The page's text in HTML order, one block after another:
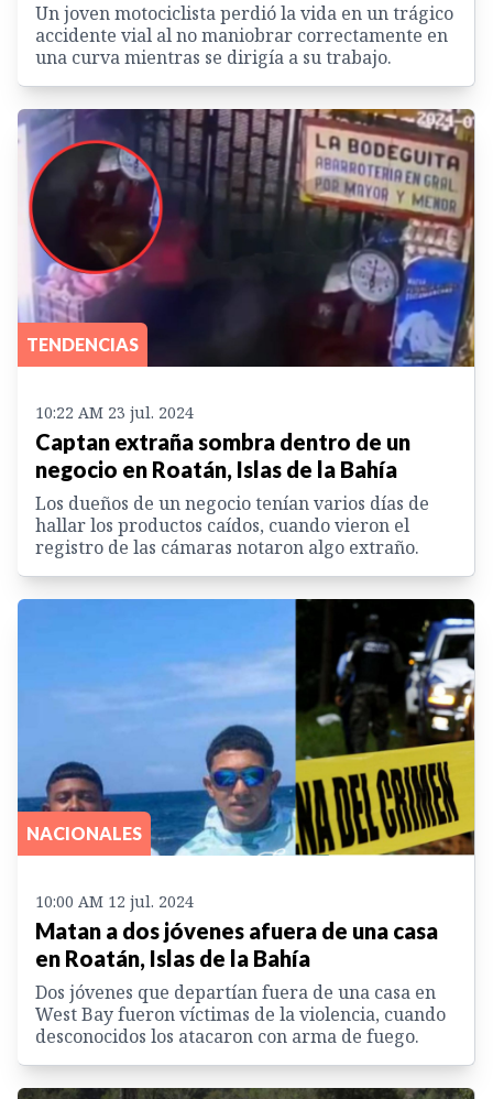
Un joven motociclista perdió la vida en un trágico
accidente vial al no maniobrar correctamente en
una curva mientras se dirigía a su trabajo.
TENDENCIAS
10:22 AM 23 jul. 2024
Captan extraña sombra dentro de un
negocio en Roatán, Islas de la Bahía
Los dueños de un negocio tenían varios días de
hallar los productos caídos, cuando vieron el
registro de las cámaras notaron algo extraño.
NACIONALES
10:00 AM 12 jul. 2024
Matan a dos jóvenes afuera de una casa
en Roatán, Islas de la Bahía
Dos jóvenes que departían fuera de una casa en
West Bay fueron víctimas de la violencia, cuando
desconocidos los atacaron con arma de fuego.